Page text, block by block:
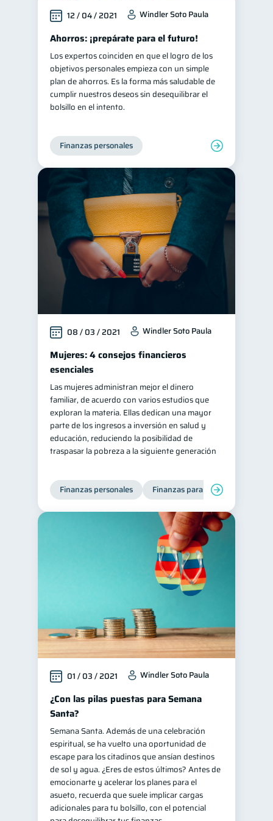
12 / 04 / 2021 Windler Soto Paula
Ahorros: ¡prepárate para el futuro!
Los expertos coinciden en que el logro de los
objetivos personales empieza con un simple
plan de ahorros. Es la forma más saludable de
cumplir nuestros deseos sin desequilibrar el
bolsillo en el intento.
Finanzas personales
08 / 03 / 2021 Windler Soto Paula
Mujeres: 4 consejos financieros
esenciales
Las mujeres administran mejor el dinero
familiar, de acuerdo con varios estudios que
exploran la materia. Ellas dedican una mayor
parte de los ingresos a inversión en salud y
educación, reduciendo la posibilidad de
traspasar la pobreza a la siguiente generación
Finanzas personales Finanzas para mujeres
01 / 03 / 2021 Windler Soto Paula
¿Con las pilas puestas para Semana
Santa?
Semana Santa. Además de una celebración
espiritual, se ha vuelto una oportunidad de
escape para los citadinos que ansían destinos
de sol y agua. ¿Eres de estos últimos? Antes de
emocionarte y acelerar los planes para el
asueto, recuerda que suele implicar cargas
adicionales para tu bolsillo, con el potencial